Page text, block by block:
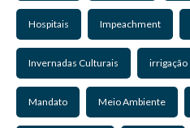
Hospitais Impeachment
Invernadas Culturais irrigação
Mandato Meio Ambiente